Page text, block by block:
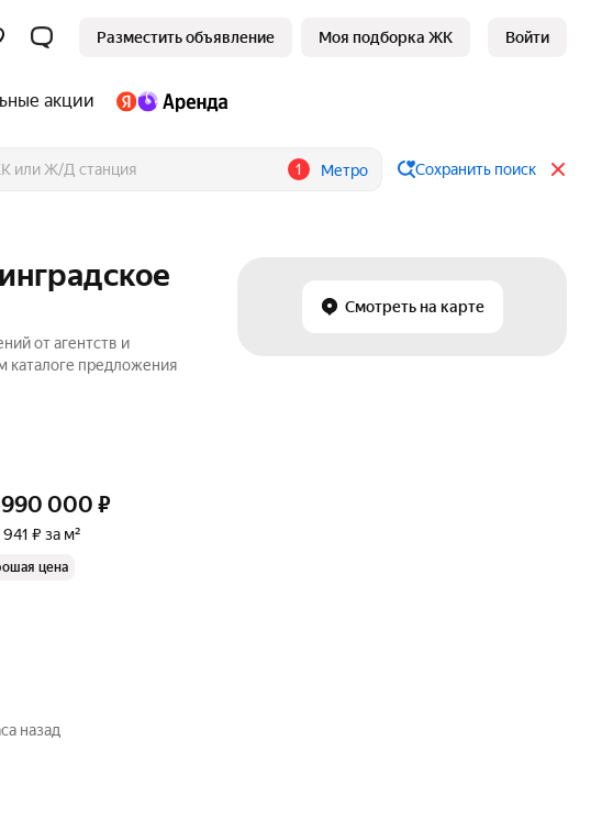
Разместить объявление Моя подборка ЖК Войти
акции
1 Метро Сохранить поиск
Смотреть на карте
от агентств и
каталоге предложения
990 000 ₽
₽ за м²
цена
назад